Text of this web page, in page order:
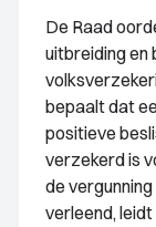
De Raad
uitbreiding en
bepaalt dat
positieve
verzekerd is
de
verleend,